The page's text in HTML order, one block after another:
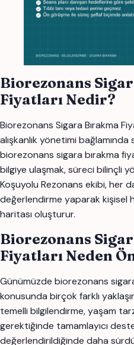
Biorezonans
Fiyatları Nedir?
Biorezonans Sigara Bırakma
alışkanlık yönetimi bağlamında
biorezonans sigara bırakma
bilgiye ulaşmak, süreci bilinçli
Koşuyolu Rezonans ekibi, her
değerlendirme yaparak kişisel
haritası oluşturur.
Biorezonans
Fiyatları Neden
Günümüzde biorezonans
konusunda birçok farklı
temelli bilgilendirme, yaşam
gerektiğinde tamamlayıcı
değerlendirildiğinde daha